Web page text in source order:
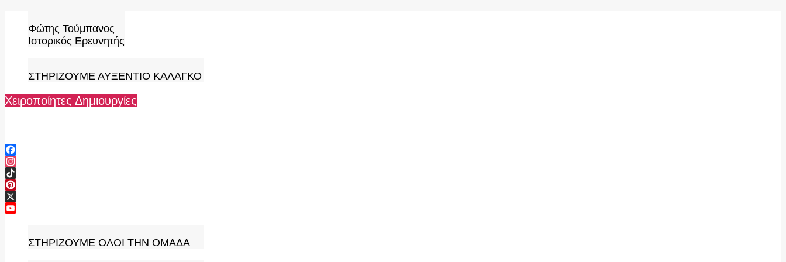
content
Φώτης Τούμπανος
Ιστορικός Ερευνητής
ΣΤΗΡΙΖΟΥΜΕ ΑΥΞΕΝΤΙΟ ΚΑΛΑΓΚΟ
Χειροποίητες Δημιουργίες
Facebook
Instagram
TikTok
Pinterest
X
ΣΤΗΡΙΖΟΥΜΕ ΟΛΟΙ ΤΗΝ ΟΜΑΔΑ